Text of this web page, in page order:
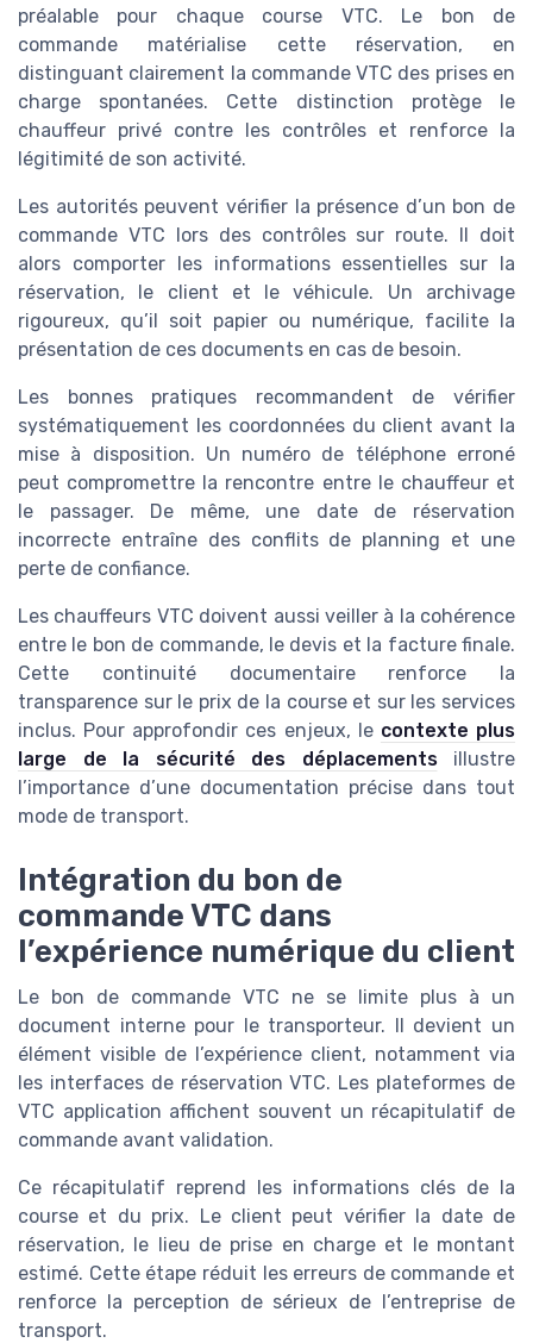
préalable pour chaque course VTC. Le bon de
commande matérialise cette réservation, en
distinguant clairement la commande VTC des prises en
charge spontanées. Cette distinction protège le
chauffeur privé contre les contrôles et renforce la
légitimité de son activité.
Les autorités peuvent vérifier la présence d’un bon de
commande VTC lors des contrôles sur route. Il doit
alors comporter les informations essentielles sur la
réservation, le client et le véhicule. Un archivage
rigoureux, qu’il soit papier ou numérique, facilite la
présentation de ces documents en cas de besoin.
Les bonnes pratiques recommandent de vérifier
systématiquement les coordonnées du client avant la
mise à disposition. Un numéro de téléphone erroné
peut compromettre la rencontre entre le chauffeur et
le passager. De même, une date de réservation
incorrecte entraîne des conflits de planning et une
perte de confiance.
Les chauffeurs VTC doivent aussi veiller à la cohérence
entre le bon de commande, le devis et la facture finale.
Cette continuité documentaire renforce la
transparence sur le prix de la course et sur les services
inclus. Pour approfondir ces enjeux, le contexte plus
large de la sécurité des déplacementsillustre
l’importance d’une documentation précise dans tout
mode de transport.
Intégration du bon de
commande VTC dans
l’expérience numérique du client
Le bon de commande VTC ne se limite plus à un
document interne pour le transporteur. Il devient un
élément visible de l’expérience client, notamment via
les interfaces de réservation VTC. Les plateformes de
VTC application affichent souvent un récapitulatif de
commande avant validation.
Ce récapitulatif reprend les informations clés de la
course et du prix. Le client peut vérifier la date de
réservation, le lieu de prise en charge et le montant
estimé. Cette étape réduit les erreurs de commande et
renforce la perception de sérieux de l’entreprise de
transport.